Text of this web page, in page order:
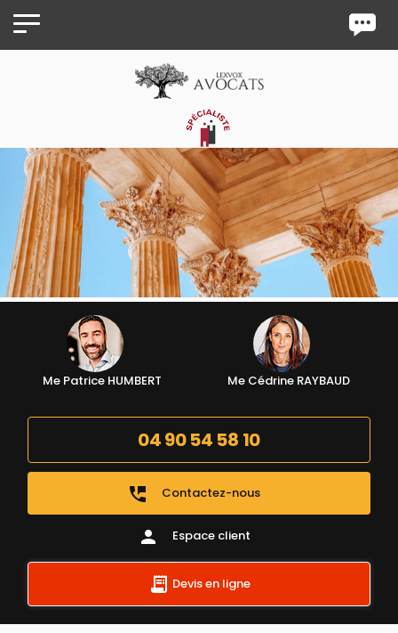
Me Patrice HUMBERT Me Cédrine RAYBAUD
04 90 54 58 10
perm_phone_msg Contactez-nous
person Espace client
Devis en ligne